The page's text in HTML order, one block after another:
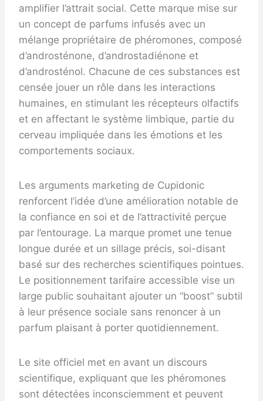
amplifier l’attrait social. Cette marque mise sur
un concept de parfums infusés avec un
mélange propriétaire de phéromones, composé
d’androsténone, d’androstadiénone et
d’androsténol. Chacune de ces substances est
censée jouer un rôle dans les interactions
humaines, en stimulant les récepteurs olfactifs
et en affectant le système limbique, partie du
cerveau impliquée dans les émotions et les
comportements sociaux.
Les arguments marketing de Cupidonic
renforcent l’idée d’une amélioration notable de
la confiance en soi et de l’attractivité perçue
par l’entourage. La marque promet une tenue
longue durée et un sillage précis, soi-disant
basé sur des recherches scientifiques pointues.
Le positionnement tarifaire accessible vise un
large public souhaitant ajouter un “boost” subtil
à leur présence sociale sans renoncer à un
parfum plaisant à porter quotidiennement.
Le site officiel met en avant un discours
scientifique, expliquant que les phéromones
sont détectées inconsciemment et peuvent